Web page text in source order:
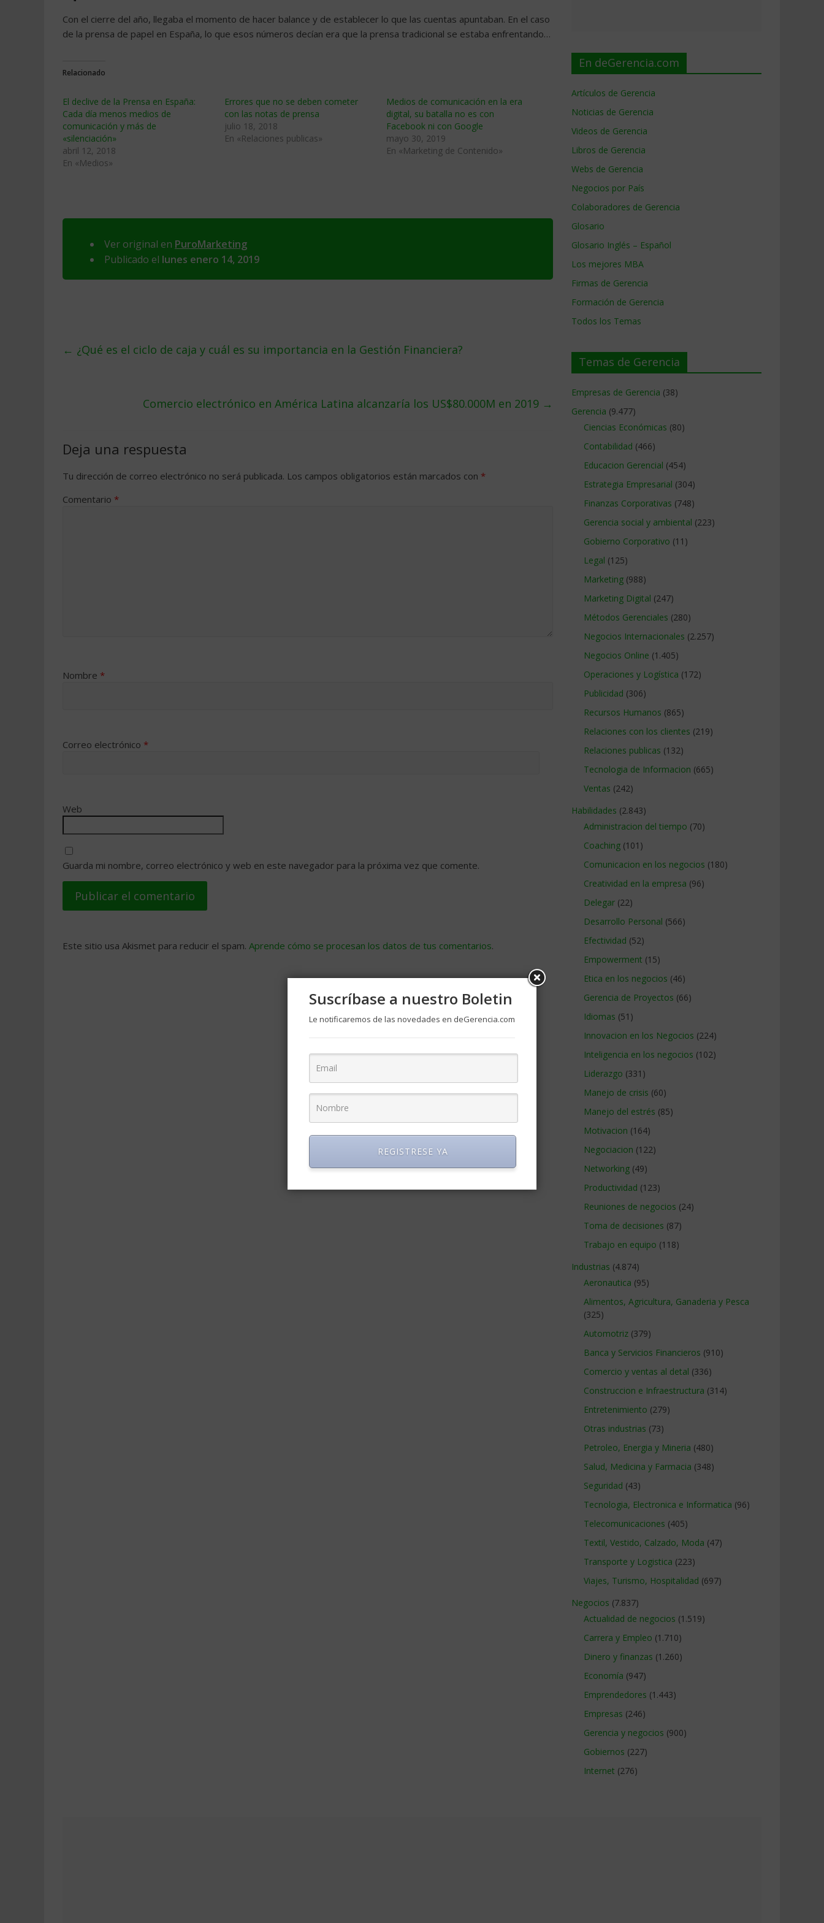
Con el cierre del año, llegaba el momento de hacer balance y de establecer lo que las cuentas apuntaban. En el caso
de la prensa de papel en España, lo que esos números decían era que la prensa tradicional se estaba enfrentando…
Relacionado
El declive de la Prensa en España:
Cada día menos medios de
comunicación y más de
«silenciación»
abril 12, 2018
En «Medios»
Errores que no se deben cometer
con las notas de prensa
julio 18, 2018
En «Relaciones publicas»
Medios de comunicación en la era
digital, su batalla no es con
Facebook ni con Google
mayo 30, 2019
En «Marketing de Contenido»
Ver original en PuroMarketing
Publicado el lunes enero 14, 2019
← ¿Qué es el ciclo de caja y cuál es su importancia en la Gestión Financiera?
Comercio electrónico en América Latina alcanzaría los US$80.000M en 2019 →
Deja una respuesta
Tu dirección de correo electrónico no será publicada. Los campos obligatorios están marcados con *
Comentario *
Nombre *
Correo electrónico *
Web
Guarda mi nombre, correo electrónico y web en este navegador para la próxima vez que comente.
Este sitio usa Akismet para reducir el spam. Aprende cómo se procesan los datos de tus comentarios.
En deGerencia.com
Artículos de Gerencia
Noticias de Gerencia
Videos de Gerencia
Libros de Gerencia
Webs de Gerencia
Negocios por País
Colaboradores de Gerencia
Glosario
Glosario Inglés – Español
Los mejores MBA
Firmas de Gerencia
Formación de Gerencia
Todos los Temas
Temas de Gerencia
Empresas de Gerencia (38)
Gerencia (9.477)
Ciencias Económicas (80)
Contabilidad (466)
Educacion Gerencial (454)
Estrategia Empresarial (304)
Finanzas Corporativas (748)
Gerencia social y ambiental (223)
Gobierno Corporativo (11)
Legal (125)
Marketing (988)
Marketing Digital (247)
Métodos Gerenciales (280)
Negocios Internacionales (2.257)
Negocios Online (1.405)
Operaciones y Logística (172)
Publicidad (306)
Recursos Humanos (865)
Relaciones con los clientes (219)
Relaciones publicas (132)
Tecnologia de Informacion (665)
Ventas (242)
Habilidades (2.843)
Administracion del tiempo (70)
Coaching (101)
Comunicacion en los negocios (180)
Creatividad en la empresa (96)
Delegar (22)
Desarrollo Personal (566)
Efectividad (52)
Empowerment (15)
Etica en los negocios (46)
Gerencia de Proyectos (66)
Idiomas (51)
Innovacion en los Negocios (224)
Inteligencia en los negocios (102)
Liderazgo (331)
Manejo de crisis (60)
Manejo del estrés (85)
Motivacion (164)
Negociacion (122)
Networking (49)
Productividad (123)
Reuniones de negocios (24)
Toma de decisiones (87)
Trabajo en equipo (118)
Industrias (4.874)
Aeronautica (95)
Alimentos, Agricultura, Ganaderia y Pesca
(325)
Automotriz (379)
Banca y Servicios Financieros (910)
Comercio y ventas al detal (336)
Construccion e Infraestructura (314)
Entretenimiento (279)
Otras industrias (73)
Petroleo, Energia y Mineria (480)
Salud, Medicina y Farmacia (348)
Seguridad (43)
Tecnologia, Electronica e Informatica (96)
Telecomunicaciones (405)
Textil, Vestido, Calzado, Moda (47)
Transporte y Logistica (223)
Viajes, Turismo, Hospitalidad (697)
Negocios (7.837)
Actualidad de negocios (1.519)
Carrera y Empleo (1.710)
Dinero y finanzas (1.260)
Economía (947)
Emprendedores (1.443)
Empresas (246)
Gerencia y negocios (900)
Gobiernos (227)
Internet (276)
Suscríbase a nuestro Boletin
Le notificaremos de las novedades en deGerencia.com
REGISTRESE YA